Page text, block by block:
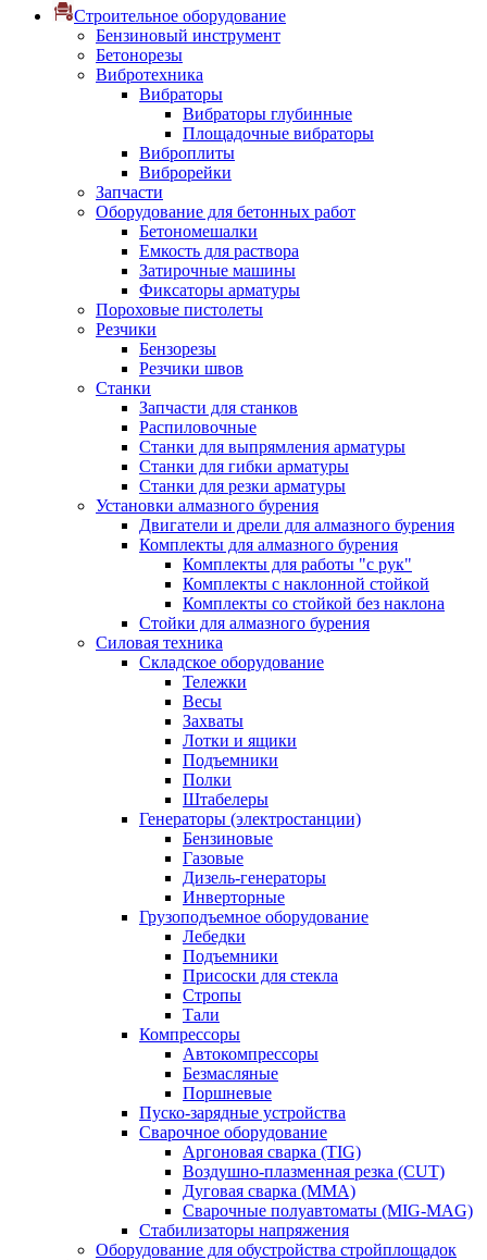
Строительное оборудование
Бензиновый инструмент
Бетонорезы
Вибротехника
Вибраторы
Вибраторы глубинные
Площадочные вибраторы
Виброплиты
Виброрейки
Запчасти
Оборудование для бетонных работ
Бетономешалки
Емкость для раствора
Затирочные машины
Фиксаторы арматуры
Пороховые пистолеты
Резчики
Бензорезы
Резчики швов
Станки
Запчасти для станков
Распиловочные
Станки для выпрямления арматуры
Станки для гибки арматуры
Станки для резки арматуры
Установки алмазного бурения
Двигатели и дрели для алмазного бурения
Комплекты для алмазного бурения
Комплекты для работы "с рук"
Комплекты с наклонной стойкой
Комплекты со стойкой без наклона
Стойки для алмазного бурения
Силовая техника
Складское оборудование
Тележки
Весы
Захваты
Лотки и ящики
Подъемники
Полки
Штабелеры
Генераторы (электростанции)
Бензиновые
Газовые
Дизель-генераторы
Инверторные
Грузоподъемное оборудование
Лебедки
Подъемники
Присоски для стекла
Стропы
Тали
Компрессоры
Автокомпрессоры
Безмасляные
Поршневые
Пуско-зарядные устройства
Сварочное оборудование
Аргоновая сварка (TIG)
Воздушно-плазменная резка (CUT)
Дуговая сварка (ММА)
Сварочные полуавтоматы (MIG-MAG)
Стабилизаторы напряжения
Оборудование для обустройства стройплощадок